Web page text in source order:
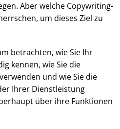
Aber welche Copywriting-
um dieses Ziel zu
betrachten, wie Sie Ihr
kennen, wie Sie die
und wie Sie die
Ihrer Dienstleistung
über ihre Funktionen